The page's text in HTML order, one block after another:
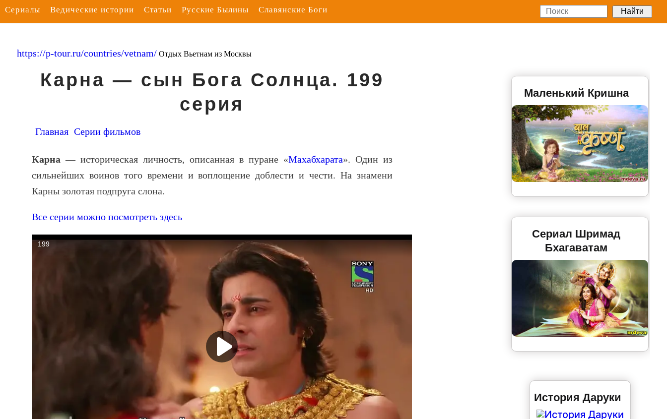
Сериалы Ведические истории Статьи Русские Былины Славянские Боги
https://p-tour.ru/countries/vetnam/ Отдых Вьетнам из Москвы
Карна — сын Бога Солнца. 199
серия
Главная Серии фильмов
Карна — историческая личность, описанная в пуране «Махабхарата». Один из
сильнейших воинов того времени и воплощение доблести и чести. На знамени
Карны золотая подпруга слона.
Все серии можно посмотреть здесь
Маленький Кришна
Сериал Шримад
Бхагаватам
История Даруки